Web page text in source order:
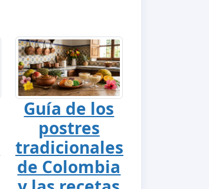
Guía de los
postres
tradicionales
de Colombia